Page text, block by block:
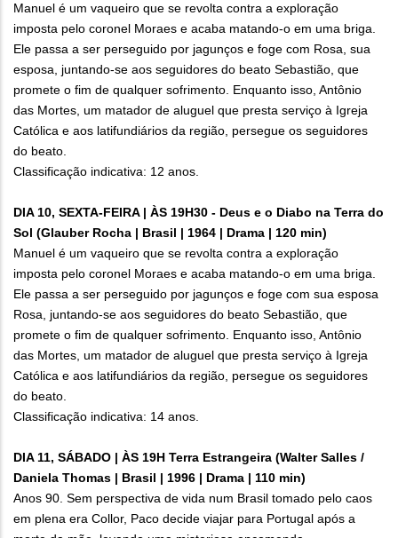
Manuel é um vaqueiro que se revolta contra a exploração
imposta pelo coronel Moraes e acaba matando-o em uma briga.
Ele passa a ser perseguido por jagunços e foge com Rosa, sua
esposa, juntando-se aos seguidores do beato Sebastião, que
promete o fim de qualquer sofrimento. Enquanto isso, Antônio
das Mortes, um matador de aluguel que presta serviço à Igreja
Católica e aos latifundiários da região, persegue os seguidores
do beato.
Classificação indicativa: 12 anos.
DIA 10, SEXTA-FEIRA | ÀS 19H30 - Deus e o Diabo na Terra do
Sol (Glauber Rocha | Brasil | 1964 | Drama | 120 min)
Manuel é um vaqueiro que se revolta contra a exploração
imposta pelo coronel Moraes e acaba matando-o em uma briga.
Ele passa a ser perseguido por jagunços e foge com sua esposa
Rosa, juntando-se aos seguidores do beato Sebastião, que
promete o fim de qualquer sofrimento. Enquanto isso, Antônio
das Mortes, um matador de aluguel que presta serviço à Igreja
Católica e aos latifundiários da região, persegue os seguidores
do beato.
Classificação indicativa: 14 anos.
DIA 11, SÁBADO | ÀS 19H Terra Estrangeira (Walter Salles /
Daniela Thomas | Brasil | 1996 | Drama | 110 min)
Anos 90. Sem perspectiva de vida num Brasil tomado pelo caos
em plena era Collor, Paco decide viajar para Portugal após a